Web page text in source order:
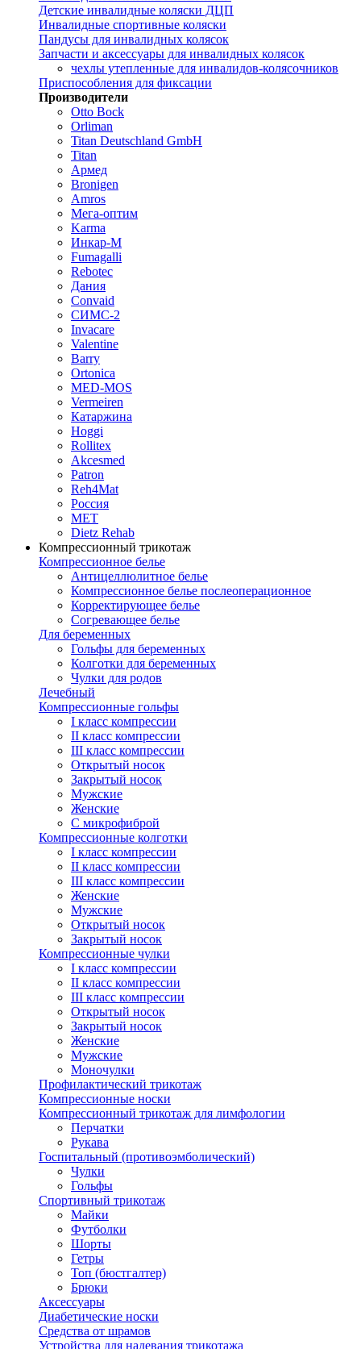
Детские инвалидные коляски ДЦП
Инвалидные спортивные коляски
Пандусы для инвалидных колясок
Запчасти и аксессуары для инвалидных колясок
чехлы утепленные для инвалидов-колясочников
Приспособления для фиксации
Производители
Otto Bock
Orliman
Titan Deutschland GmbH
Titan
Армед
Bronigen
Amros
Мега-оптим
Karma
Инкар-М
Fumagalli
Rebotec
Дания
Convaid
СИМС-2
Invacare
Valentine
Barry
Ortonica
MED-MOS
Vermeiren
Катаржина
Hoggi
Rollitex
Akcesmed
Patron
Reh4Mat
Россия
МЕТ
Dietz Rehab
Компрессионный трикотаж
Компрессионное белье
Антицеллюлитное белье
Компрессионное белье послеоперационное
Корректирующее белье
Согревающее белье
Для беременных
Гольфы для беременных
Колготки для беременных
Чулки для родов
Лечебный
Компрессионные гольфы
I класс компрессии
II класс компрессии
III класс компрессии
Открытый носок
Закрытый носок
Мужские
Женские
С микрофиброй
Компрессионные колготки
I класс компрессии
II класс компрессии
III класс компрессии
Женские
Мужские
Открытый носок
Закрытый носок
Компрессионные чулки
I класс компрессии
II класс компрессии
III класс компрессии
Открытый носок
Закрытый носок
Женские
Мужские
Моночулки
Профилактический трикотаж
Компрессионные носки
Компрессионный трикотаж для лимфологии
Перчатки
Рукава
Госпитальный (противоэмболический)
Чулки
Гольфы
Спортивный трикотаж
Майки
Футболки
Шорты
Гетры
Топ (бюстгалтер)
Брюки
Аксессуары
Диабетические носки
Средства от шрамов
Устройства для надевания трикотажа